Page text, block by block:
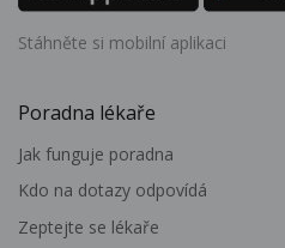
Stáhněte si mobilní aplikaci
Poradna lékaře
Jak funguje poradna
Kdo na dotazy odpovídá
Zeptejte se lékaře